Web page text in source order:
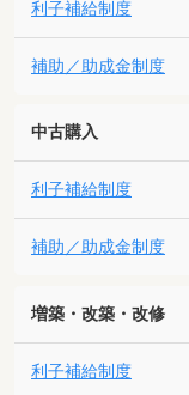
利子補給制度
補助／助成金制度
中古購入
利子補給制度
補助／助成金制度
増築・改築・改修
利子補給制度